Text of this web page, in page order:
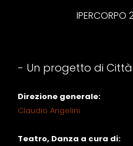
- Un progetto di Città
Direzione generale:
Claudio Angelini
Teatro, Danza a cura di: